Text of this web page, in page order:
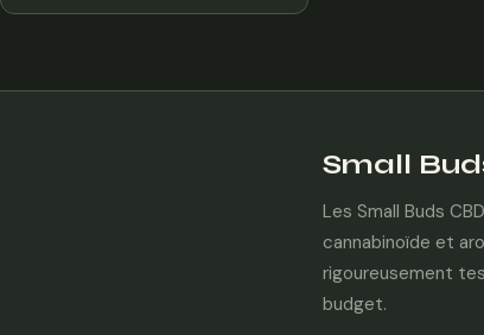
Small
Les Small Buds
cannabinoïde et
rigoureusement
budget.